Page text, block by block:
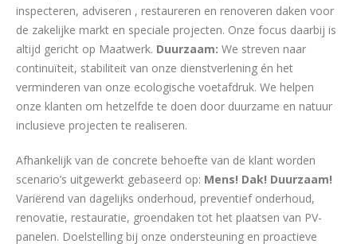
inspecteren, adviseren , restaureren en renoveren daken voor
de zakelijke markt en speciale projecten. Onze focus daarbij is
altijd gericht op Maatwerk. Duurzaam: We streven naar
continuïteit, stabiliteit van onze dienstverlening én het
verminderen van onze ecologische voetafdruk. We helpen
onze klanten om hetzelfde te doen door duurzame en natuur
inclusieve projecten te realiseren.
Afhankelijk van de concrete behoefte van de klant worden
scenario’s uitgewerkt gebaseerd op: Mens! Dak! Duurzaam!
Variërend van dagelijks onderhoud, preventief onderhoud,
renovatie, restauratie, groendaken tot het plaatsen van PV-
panelen. Doelstelling bij onze ondersteuning en proactieve